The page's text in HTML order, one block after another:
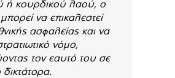
ή κουρδικού λαού, ο
να επικαλεστεί
ασφαλείας και να
νόμο,
τον εαυτό του σε